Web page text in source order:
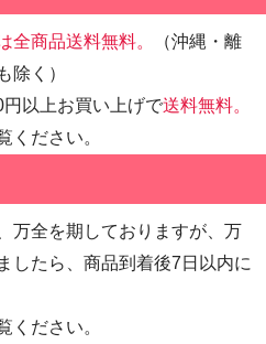
全商品送料無料。
（沖縄・離
除く）
以上お買い上げで送料無料。
ください。
万全を期しておりますが、万
したら、商品到着後7日以内に
ください。